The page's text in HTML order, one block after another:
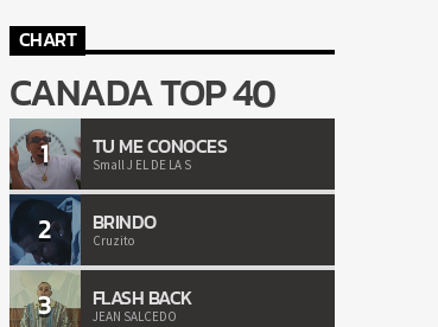
CHART
CANADA TOP 40
1 TU ME CONOCES
Small J EL DE LA S
2 BRINDO
Cruzito
3 FLASH BACK
JEAN SALCEDO